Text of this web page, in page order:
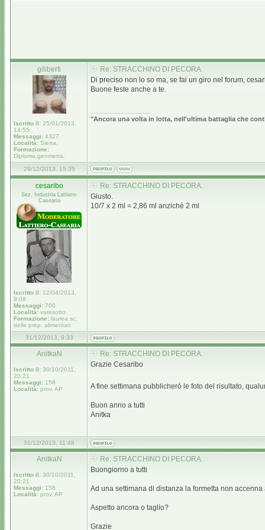
giliberti
Iscritto il: 25/01/2013,
14:55
Messaggi: 4327
Località: Siena.
Formazione:
Diploma,geometra.
Re: STRACCHINO DI PECORA.
Di preciso non lo so ma, se fai un giro nel forum,
Buone feste anche a te.
"Ancora una volta in lotta, nell'ultima battaglia che
29/12/2013, 15:35
cesaribo
Sez. Industria Lattiero-
Casearia
Iscritto il: 12/04/2013,
9:08
Messaggi: 700
Località: varesotto
Formazione: laurea sc.
delle prep. alimentari
Re: STRACCHINO DI PECORA.
Giusto.
10/7 x 2 ml = 2,86 ml anzichè 2 ml
31/12/2013, 9:33
AnitkaN
Iscritto il: 30/10/2011,
20:21
Messaggi: 158
Località: prov. AP
Re: STRACCHINO DI PECORA.
Grazie Cesaribo
A fine settimana pubblicherò le foto del risultato,
Buon anno a tutti
Anitka
31/12/2013, 11:48
AnitkaN
Iscritto il: 30/10/2011,
20:21
Messaggi: 158
Località: prov. AP
Re: STRACCHINO DI PECORA.
Buongiorno a tutti
Ad una settimana di distanza la formetta non accenna
Aspetto ancora o taglio?
Grazie